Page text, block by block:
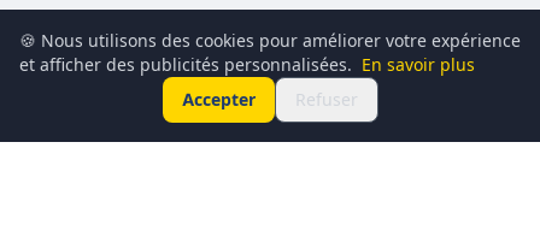
🍪 Nous utilisons des cookies pour améliorer votre expérience
et afficher des publicités personnalisées. En savoir plus
Accepter
Refuser